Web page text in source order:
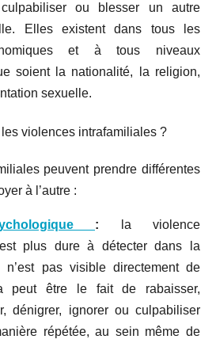
ou blesser un autre
Elles existent dans tous les
et à tous niveaux
soient la nationalité, la religion,
sexuelle.
violences intrafamiliales ?
peuvent prendre différentes
à l’autre :
: la violence
plus dure à détecter dans la
pas visible directement de
peut être le fait de rabaisser,
dénigrer, ignorer ou culpabiliser
répétée, au sein même de